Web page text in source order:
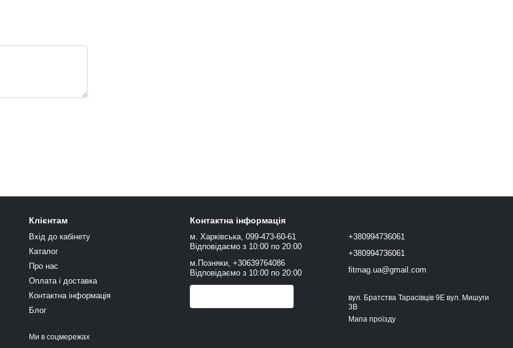
Клієнтам
Вхід до кабінету
Каталог
Про нас
Оплата і доставка
Контактна інформація
Блог
Ми в соцмережах
Контактна інформація
м. Харківська, 099-473-60-61
Відповідаємо з 10:00 по 20:00
м.Позняки, +30639764086
Відповідаємо з 10:00 по 20:00
+380994736061
+380994736061
fitmag.ua@gmail.com
вул. Братства Тарасівців 9Е вул. Мишуги
3В
Мапа проїзду